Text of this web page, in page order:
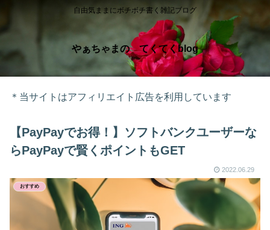
自由気ままにボチボチ書く雑記ブログ
やぁちゃまの てくてくblog
＊当サイトはアフィリエイト広告を利用しています
【PayPayでお得！】ソフトバンクユーザーな
らPayPayで賢くポイントもGET
2022.06.29
おすすめ